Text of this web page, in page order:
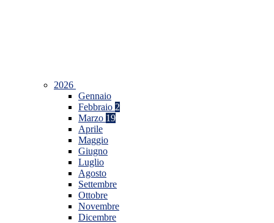
2026
Gennaio
Febbraio 2
Marzo 19
Aprile
Maggio
Giugno
Luglio
Agosto
Settembre
Ottobre
Novembre
Dicembre